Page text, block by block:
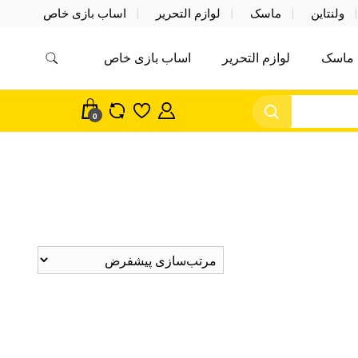
ولنتاین ماسک لوازم التحریر اساب بازی خاص
اکسسوری ماسک در واردات مستقیم
ماسک لوازم التحریر اساب بازی خاص
0